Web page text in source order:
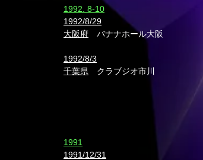
​1992. 8-10
1992/8/29
大阪府 バナナホール大阪
1992/8/3
千葉県 クラブジオ市川
​1991
1991/12/31